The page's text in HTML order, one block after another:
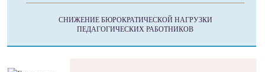
СНИЖЕНИЕ БЮРОКРАТИЧЕСКОЙ НАГРУЗКИ
ПЕДАГОГИЧЕСКИХ РАБОТНИКОВ